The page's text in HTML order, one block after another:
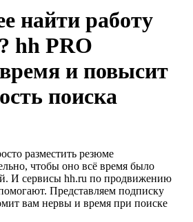
найти работу
hh PRO
и повысит
поиска
разместить резюме
чтобы оно всё время было
И сервисы hh.ru по продвижению
Представляем подписку
вам нервы и время при поиске